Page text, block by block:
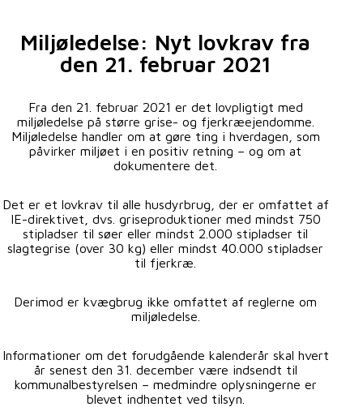
Miljøledelse: Nyt lovkrav fra
den 21. februar 2021
Fra den 21. februar 2021 er det lovpligtigt med
miljøledelse på større grise- og fjerkræejendomme.
Miljøledelse handler om at gøre ting i hverdagen, som
påvirker miljøet i en positiv retning – og om at
dokumentere det.
Det er et lovkrav til alle husdyrbrug, der er omfattet af
IE-direktivet, dvs. griseproduktioner med mindst 750
stipladser til søer eller mindst 2.000 stipladser til
slagtegrise (over 30 kg) eller mindst 40.000 stipladser
til fjerkræ.
Derimod er kvægbrug ikke omfattet af reglerne om
miljøledelse.
Informationer om det forudgående kalenderår skal hvert
år senest den 31. december være indsendt til
kommunalbestyrelsen – medmindre oplysningerne er
blevet indhentet ved tilsyn.